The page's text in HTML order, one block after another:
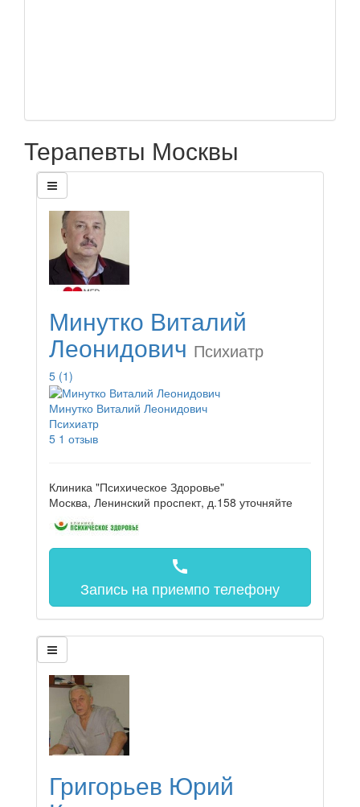
Терапевты Москвы
Минутко Виталий
Леонидович Психиатр
5 (1)
Минутко Виталий Леонидович
Психиатр
5 1 отзыв
Клиника "Психическое Здоровье"
Москва, Ленинский проспект, д.158 уточняйте
call
Запись на приемпо телефону
Григорьев Юрий